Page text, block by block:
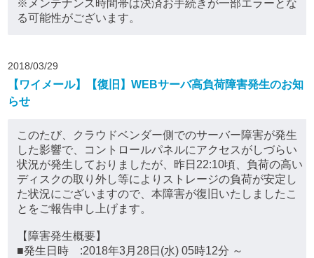
※メンテナンス時間帯は決済お手続きが一部エラーとな
る可能性がございます。
2018/03/29
【ワイメール】【復旧】WEBサーバ高負荷障害発生のお知
らせ
このたび、クラウドベンダー側でのサーバー障害が発生
した影響で、コントロールパネルにアクセスがしづらい
状況が発生しておりましたが、昨日22:10頃、負荷の高い
ディスクの取り外し等によりストレージの負荷が安定し
た状況にございますので、本障害が復旧いたしましたこ
とをご報告申し上げます。
【障害発生概要】
■発生日時 :2018年3月28日(水) 05時12分 ～